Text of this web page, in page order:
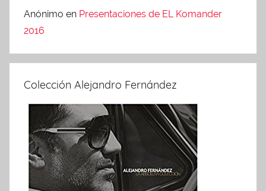
Anónimo en Presentaciones de EL Komander
2016
Colección Alejandro Fernández